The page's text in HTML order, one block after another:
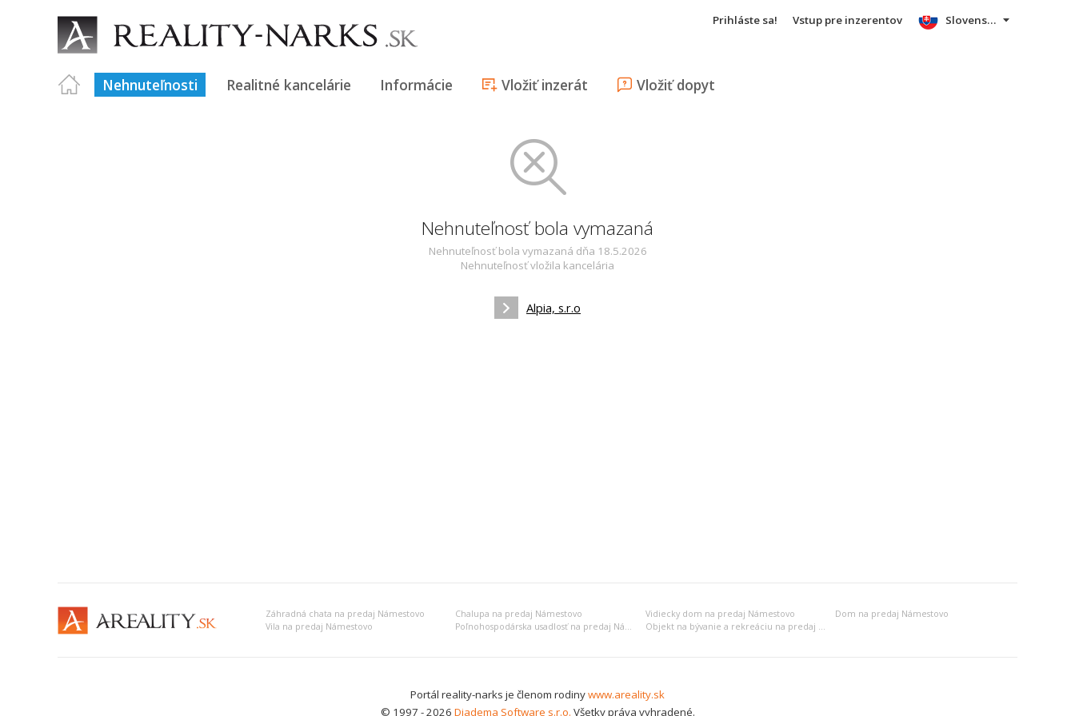
Prihláste sa! Vstup pre inzerentov
Nehnuteľnosti Realitné kancelárie Informácie Vložiť inzerát Vložiť dopyt
Slovensky
Nehnuteľnosť bola vymazaná
Nehnuteľnosť bola vymazaná dňa 18.5.2026
Nehnuteľnosť vložila kancelária
Alpia, s.r.o
Záhradná chata na predaj Námestovo Chalupa na predaj Námestovo Vidiecky dom na predaj Námestovo
Dom na predaj Námestovo
Vila na predaj Námestovo
Poľnohospodárska usadlosť na predaj Námestovo Objekt na bývanie a rekreáciu na predaj Námestovo
Portál reality-narks je členom rodinywww.areality.sk
© 1997 - 2026 Diadema Software s.r.o. Všetky práva vyhradené.